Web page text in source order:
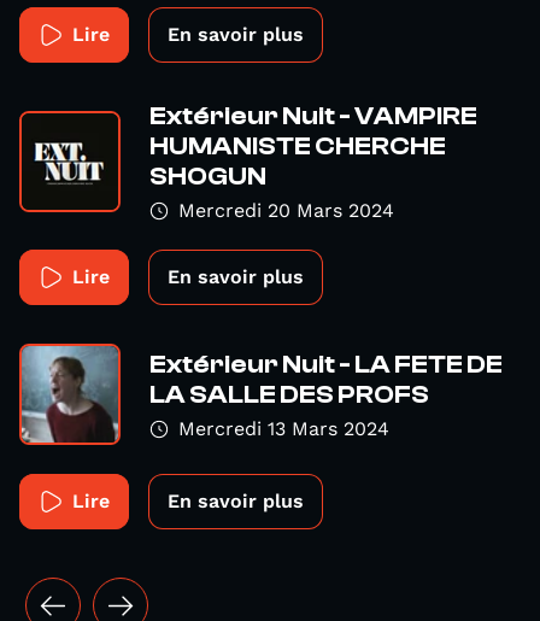
Lire En savoir plus
Extérieur Nuit - VAMPIRE
HUMANISTE CHERCHE
SHOGUN
Mercredi 20 Mars 2024
Lire En savoir plus
Extérieur Nuit - LA FETE DE
LA SALLE DES PROFS
Mercredi 13 Mars 2024
Lire En savoir plus